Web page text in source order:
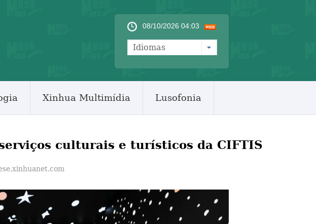
08/10/2026 04:03
Idiomas
Xinhua Multimídia Lusofonia
culturais e turísticos da CIFTIS